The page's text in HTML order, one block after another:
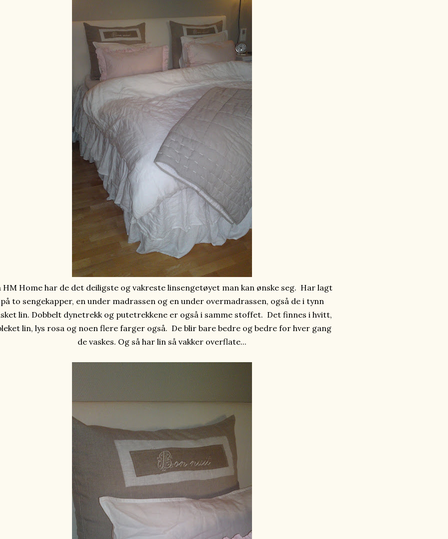
HM Home har de det deiligste og vakreste linsengetøyet man kan ønske seg. Har lagt
på to sengekapper, en under madrassen og en under overmadrassen, også de i tynn
lin. Dobbelt dynetrekk og putetrekkene er også i samme stoffet. Det finnes i hvitt,
lin, lys rosa og noen flere farger også. De blir bare bedre og bedre for hver gang
de vaskes. Og så har lin så vakker overflate...